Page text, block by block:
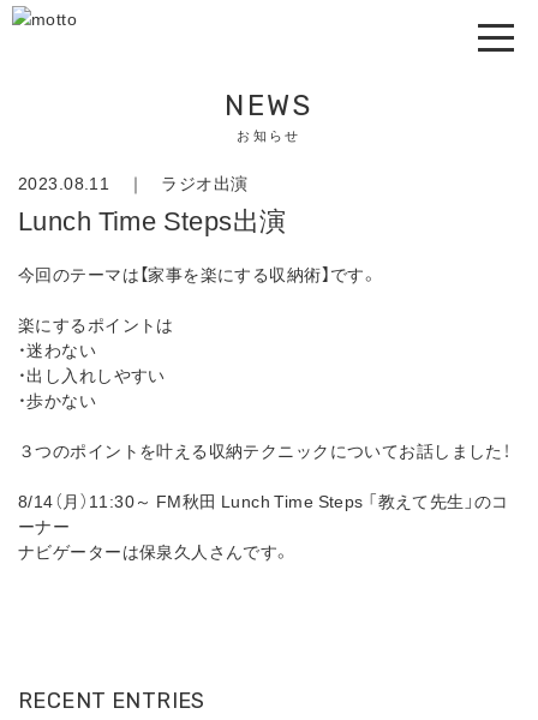
NEWS
お知らせ
2023.08.11 ｜ ラジオ出演
Lunch Time Steps出演
今回のテーマは【家事を楽にする収納術】です。
楽にするポイントは
・迷わない
・出し入れしやすい
・歩かない
３つのポイントを叶える収納テクニックについてお話しました！
8/14（月）11:30～ FM秋田 Lunch Time Steps 「教えて先生」のコ
ーナー
ナビゲーターは保泉久人さんです。
RECENT ENTRIES